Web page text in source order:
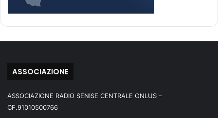
ASSOCIAZIONE
ASSOCIAZIONE RADIO SENISE CENTRALE ONLUS –
CF.91010500766